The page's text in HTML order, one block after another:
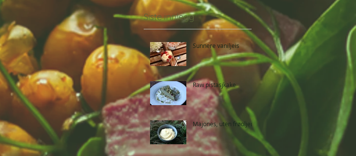
Siste innlegg
Sunnere vaniljeis
Raw pistasjkake
Majones, uten frøoljer